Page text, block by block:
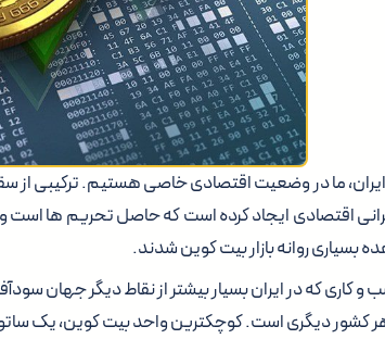
ما در وضعیت اقتصادی خاصی هستیم. ترکیبی از
اقتصادی ایجاد کرده است که حاصل تحریم ها
بسیاری روانه بازار بیت کوین شدند.
و کاری که در ایران بسیار بیشتر از نقاط دیگر جهان